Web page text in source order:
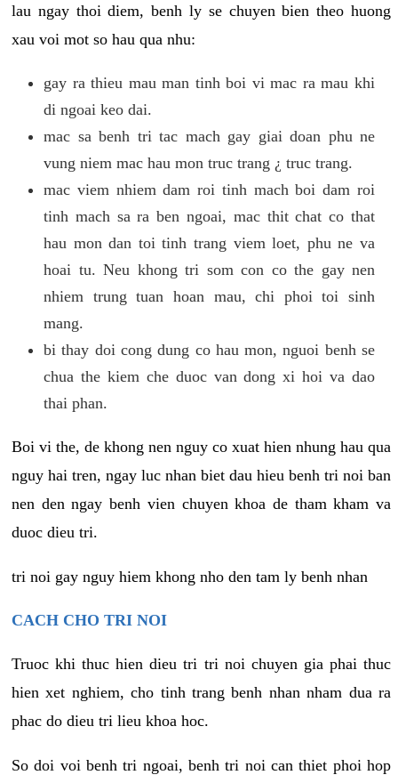
lau ngay thoi diem, benh ly se chuyen bien theo huong
xau voi mot so hau qua nhu:
gay ra thieu mau man tinh boi vi mac ra mau khi
di ngoai keo dai.
mac sa benh tri tac mach gay giai doan phu ne
vung niem mac hau mon truc trang ¿ truc trang.
mac viem nhiem dam roi tinh mach boi dam roi
tinh mach sa ra ben ngoai, mac thit chat co that
hau mon dan toi tinh trang viem loet, phu ne va
hoai tu. Neu khong tri som con co the gay nen
nhiem trung tuan hoan mau, chi phoi toi sinh
mang.
bi thay doi cong dung co hau mon, nguoi benh se
chua the kiem che duoc van dong xi hoi va dao
thai phan.
Boi vi the, de khong nen nguy co xuat hien nhung hau qua
nguy hai tren, ngay luc nhan biet dau hieu benh tri noi ban
nen den ngay benh vien chuyen khoa de tham kham va
duoc dieu tri.
tri noi gay nguy hiem khong nho den tam ly benh nhan
CACH CHO TRI NOI
Truoc khi thuc hien dieu tri tri noi chuyen gia phai thuc
hien xet nghiem, cho tinh trang benh nhan nham dua ra
phac do dieu tri lieu khoa hoc.
So doi voi benh tri ngoai, benh tri noi can thiet phoi hop